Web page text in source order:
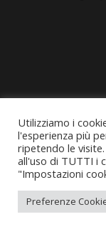
Utilizziamo i
l'esperienza più
ripetendo le
all'uso di TUTTI i
"Impostazioni
Preferenze